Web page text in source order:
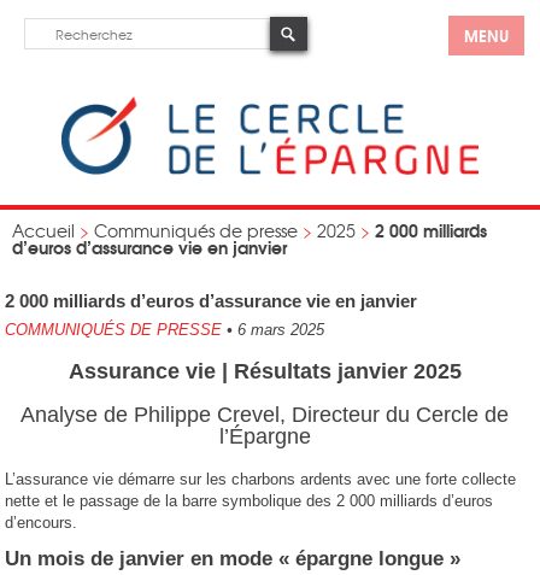
MENU
Accueil > Communiqués de presse > 2025 > 2 000 milliards
d’euros d’assurance vie en janvier
2 000 milliards d’euros d’assurance vie en janvier
COMMUNIQUÉS DE PRESSE • 6 mars 2025
Assurance vie | Résultats janvier 2025
Analyse de Philippe Crevel, Directeur du Cercle de
l’Épargne
L’assurance vie démarre sur les charbons ardents avec une forte collecte
nette et le passage de la barre symbolique des 2 000 milliards d’euros
d’encours.
Un mois de janvier en mode « épargne longue »